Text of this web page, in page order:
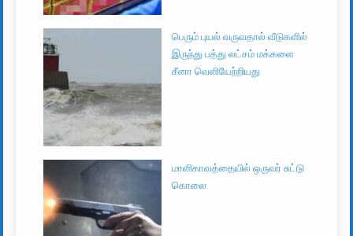
பெரும் புயல் வருவதால் வீடுகளில்
இருந்து பத்து லட்சம் மக்களை
சீனா வெளியேற்றியது
மாளிகாவத்தையில் ஒருவர் சுட்டு
கொலை